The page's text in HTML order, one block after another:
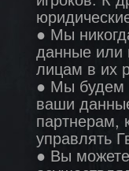
● Мы
данные или
лицам в их
● Мы будем
ваши
партнерам,
управлять
● Вы